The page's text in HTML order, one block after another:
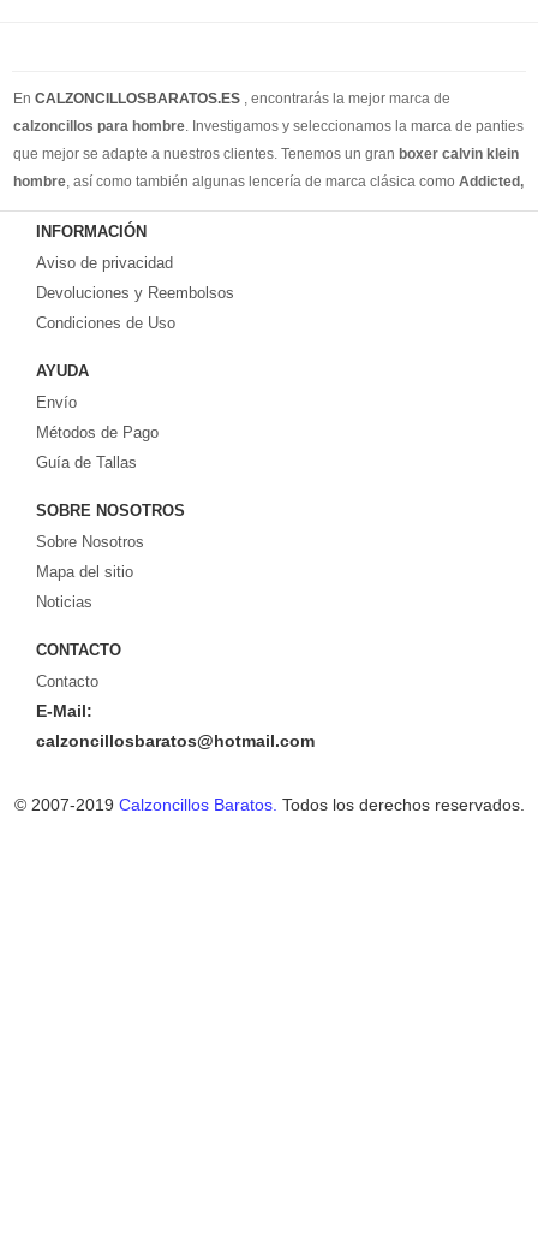
En CALZONCILLOSBARATOS.ES
, encontrarás la mejor marca de
calzoncillos para hombre . Investigamos y seleccionamos la marca de panties
que mejor se adapte a nuestros clientes. Tenemos un gran boxer calvin klein
hombre , así como también algunas lencería de marca clásica como Addicted,
Armain, Versace, Ralph Lauren. Además de los calzoncillos de estilo
cotidiano, también tenemos calzoncillos para hombres, slip y tangas para
hombres. Creemos que puede encontrar todos los estilos de ropa interior que
necesita en nuestro sitio web. Puedes encontrar su estilo en nuestra tienda
online. Recuerde, si no está satisfecho, tiene 15 días para volver ... ¡envío
INFORMACIÓN
Aviso de privacidad
Devoluciones y Reembolsos
Condiciones de Uso
AYUDA
Envío
Métodos de Pago
Guía de Tallas
SOBRE NOSOTROS
Sobre Nosotros
Mapa del sitio
Noticias
CONTACTO
Contacto
E-Mail:
calzoncillosbaratos@hotmail.com
© 2007-2019 Calzoncillos Baratos. Todos los derechos reservados.